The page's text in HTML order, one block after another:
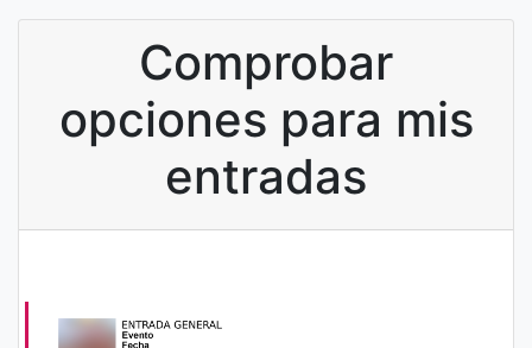
Comprobar
opciones para mis
entradas